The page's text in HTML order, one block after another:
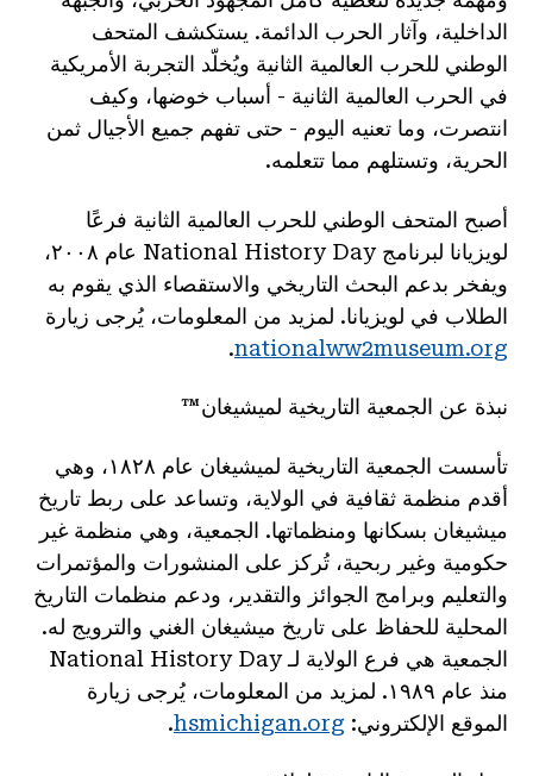
الداخلية، وآثار الحرب الدائمة. يستكشف المتحف
الوطني للحرب العالمية الثانية ويُخلّد التجربة الأمريكية
في الحرب العالمية الثانية - أسباب خوضها، وكيف
انتصرت، وما تعنيه اليوم - حتى تفهم جميع الأجيال ثمن
الحرية، وتستلهم مما تتعلمه.
أصبح المتحف الوطني للحرب العالمية الثانية فرعًا
لويزيانا لبرنامج National History Day عام ٢٠٠٨،
ويفخر بدعم البحث التاريخي والاستقصاء الذي يقوم به
الطلاب في لويزيانا. لمزيد من المعلومات، يُرجى زيارة
nationalww2museum.org
.
نبذة عن الجمعية التاريخية لميشيغان™
تأسست الجمعية التاريخية لميشيغان عام ١٨٢٨، وهي
أقدم منظمة ثقافية في الولاية، وتساعد على ربط تاريخ
ميشيغان بسكانها ومنظماتها. الجمعية، وهي منظمة غير
حكومية وغير ربحية، تُركز على المنشورات والمؤتمرات
والتعليم وبرامج الجوائز والتقدير، ودعم منظمات التاريخ
المحلية للحفاظ على تاريخ ميشيغان الغني والترويج له.
الجمعية هي فرع الولاية لـ National History Day
منذ عام ١٩٨٩. لمزيد من المعلومات، يُرجى زيارة
الموقع الإلكتروني: hsmichigan.org
.